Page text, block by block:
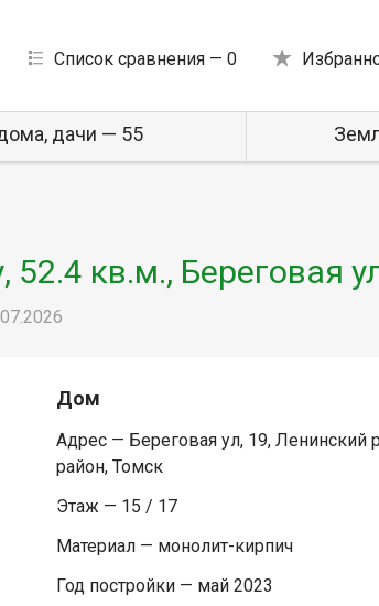
Список сравнения — 0
дачи — 55
кв.м., Береговая
Дом
Адрес — Береговая ул, 19, Ленинский
район, Томск
Этаж — 15 / 17
Материал — монолит-кирпич
Год постройки — май 2023